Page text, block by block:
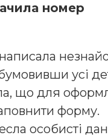
номер
усі
що для
форму.
особисті